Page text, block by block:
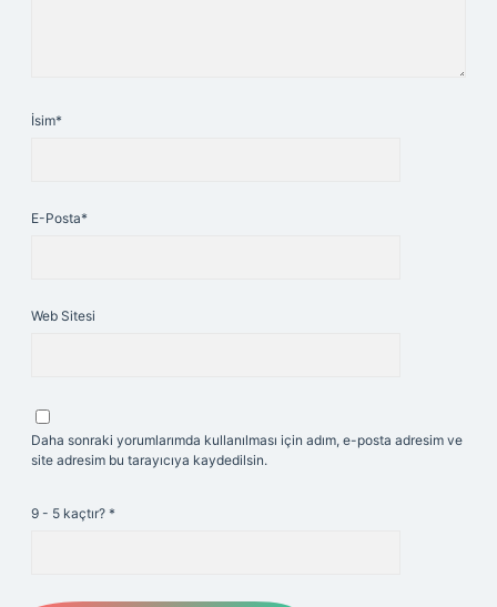
İsim*
E-Posta*
Web Sitesi
Daha sonraki yorumlarımda kullanılması için adım, e-posta adresim ve
site adresim bu tarayıcıya kaydedilsin.
9 - 5 kaçtır? *